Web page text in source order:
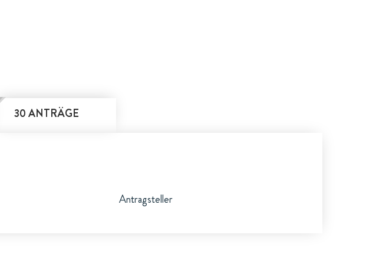
30 ANTRÄGE
Antragsteller